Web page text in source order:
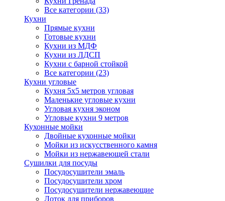
Все категории (33)
Кухни
Прямые кухни
Готовые кухни
Кухни из МДФ
Кухни из ЛДСП
Кухни с барной стойкой
Все категории (23)
Кухни угловые
Кухня 5х5 метров угловая
Маленькие угловые кухни
Угловая кухня эконом
Угловые кухни 9 метров
Кухонные мойки
Двойные кухонные мойки
Мойки из искусственного камня
Мойки из нержавеющей стали
Сушилки для посуды
Посудосушители эмаль
Посудосушители хром
Посудосушители нержавеющие
Лоток для приборов